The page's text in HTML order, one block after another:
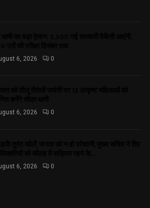
6, 2026 0
6, 2026 0
6, 2026 0